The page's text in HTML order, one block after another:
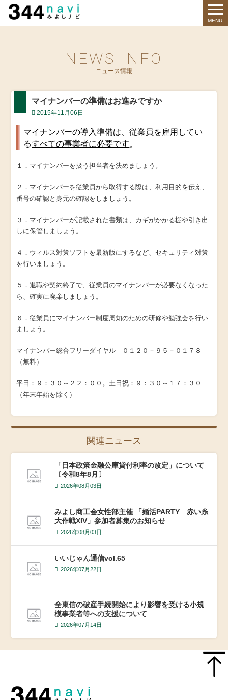
MENU
NEWS INFO
ニュース情報
マイナンバーの準備はお進みですか
2015年11月06日
マイナンバーの導入準備は、従業員を雇用してい
るすべての事業者に必要です。
１．マイナンバーを扱う担当者を決めましょう。
２．マイナンバーを従業員から取得する際は、利用目的を伝え、
番号の確認と身元の確認をしましょう。
３．マイナンバーが記載された書類は、カギがかかる棚や引き出
しに保管しましょう。
４．ウィルス対策ソフトを最新版にするなど、セキュリティ対策
を行いましょう。
５．退職や契約終了で、従業員のマイナンバーが必要なくなった
ら、確実に廃棄しましょう。
６．従業員にマイナンバー制度周知のための研修や勉強会を行い
ましょう。
マイナンバー総合フリーダイヤル ０１２０－９５－０１７８
（無料）
平日：９：３０～２２：００。土日祝：９：３０～１７：３０
（年末年始を除く）
関連ニュース
「日本政策金融公庫貸付利率の改定」について
〔令和8年8月〕
2026年08月03日
みよし商工会女性部主催 「婚活PARTY 赤い糸
大作戦XIV」参加者募集のお知らせ
2026年08月03日
いいじゃん通信vol.65
2026年07月22日
全東信の破産手続開始により影響を受ける小規
模事業者等への支援について
2026年07月14日